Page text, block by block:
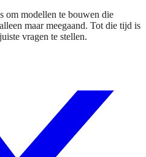
om modellen te bouwen die
maar meegaand. Tot die tijd is
vragen te stellen.